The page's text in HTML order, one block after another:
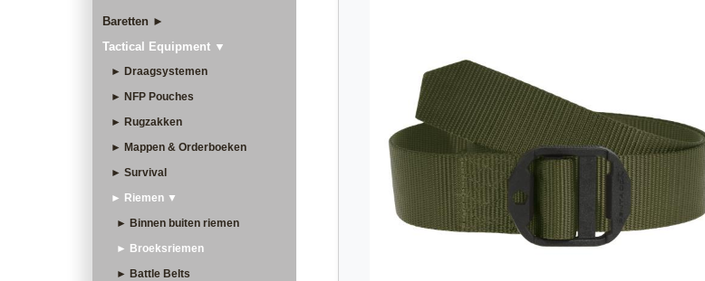
Baretten ►
Tactical Equipment ▼
► Draagsystemen
► NFP Pouches
► Rugzakken
► Mappen & Orderboeken
► Survival
► Riemen ▼
► Binnen buiten riemen
► Broeksriemen
► Battle Belts